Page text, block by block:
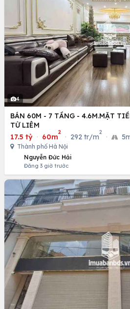
4
BÁN 60M - 7 TẦNG - 4.6M.MẶT
TỪ LIÊM
17.5 tỷ · 60m
2
· 292 tr/m
2
·
Thành phố Hà Nội
Nguyễn Đức Hải
Đăng 3 giờ trước